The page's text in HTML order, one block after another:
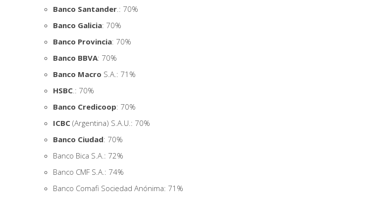
Banco Santander.: 70%
Banco Galicia: 70%
Banco Provincia: 70%
Banco BBVA: 70%
Banco Macro S.A.: 71%
HSBC.: 70%
Banco Credicoop: 70%
ICBC (Argentina) S.A.U.: 70%
Banco Ciudad: 70%
Banco Bica S.A.: 72%
Banco CMF S.A.: 74%
Banco Comafi Sociedad Anónima: 71%